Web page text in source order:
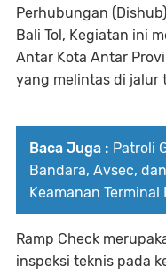
Perhubungan
Bali Tol, Kegiatan ini
Antar Kota Antar
yang melintas di jalur
Baca Juga : Patroli
Bandara, Avsec,
Keamanan Terminal
​Ramp Check
inspeksi teknis pada